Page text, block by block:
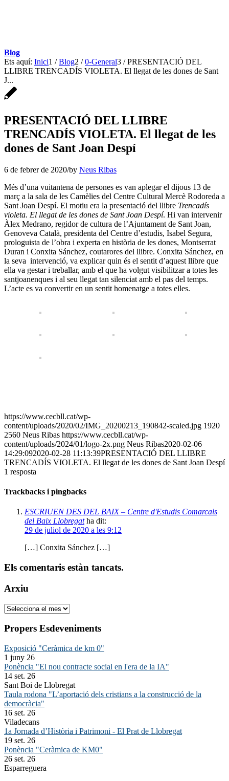
Blog
Ets aquí: Inici1 / Blog2 / 0-General3 / PRESENTACIÓ DEL
LLIBRE TRENCADÍS VIOLETA. El llegat de les dones de Sant
J...
PRESENTACIÓ DEL LLIBRE
TRENCADÍS VIOLETA. El llegat de les
dones de Sant Joan Despí
6 de febrer de 2020/by Neus Ribas
Més d’una vuitantena de persones es van aplegar el dijous 13 de
març a la sala de les Camèlies del Centre Cultural Mercè Rodoreda a
Sant Joan Despí. El motiu era la presentació del llibre Trencadís
violeta. El llegat de les dones de Sant Joan Despí. Hi van intervenir
Àlex Medrano, regidor de cultura de l’Ajuntament de Sant Joan,
Genoveva Català, presidenta del Centre d’estudis, Isabel Segura,
prologuista de l’obra i experta en història de les dones, Montserrat
Duran i Conxita Sánchez, coutarores del llibre. Conxita Sánchez, en
la seva intervenció, va explicar quin és el sentit d’aquest llibre que
ella va gestar i treballar, amb el que ha volgut visibilitzar a totes les
santjoanenques i al seu llegat tan silenciat amb el pas del temps.
L’acte es va convertir en un sentit homenatge a totes elles.
https://www.cecbll.cat/wp-
content/uploads/2020/02/IMG_20200213_190842-scaled.jpg 1920
2560 Neus Ribas https://www.cecbll.cat/wp-
content/uploads/2024/01/logo-2x.png Neus Ribas2020-02-06
14:29:092020-02-28 11:13:39PRESENTACIÓ DEL LLIBRE
TRENCADÍS VIOLETA. El llegat de les dones de Sant Joan Despí
1 resposta
Trackbacks i pingbacks
ESCRIUEN DES DEL BAIX – Centre d'Estudis Comarcals
del Baix Llobregat ha dit:
29 de juliol de 2020 a les 9:12
[…] Conxita Sánchez […]
Els comentaris estàn tancats.
Arxiu
Arxiu
Propers Esdeveniments
Exposició "Ceràmica de km 0"
1 juny 26
Ponència "El nou contracte social en l'era de la IA"
14 set. 26
Sant Boi de Llobregat
Taula rodona "L’aportació dels cristians a la construcció de la
democràcia"
16 set. 26
Viladecans
1a Jornada d’Història i Patrimoni - El Prat de Llobregat
19 set. 26
Ponència "Ceràmica de KM0"
26 set. 26
Esparreguera